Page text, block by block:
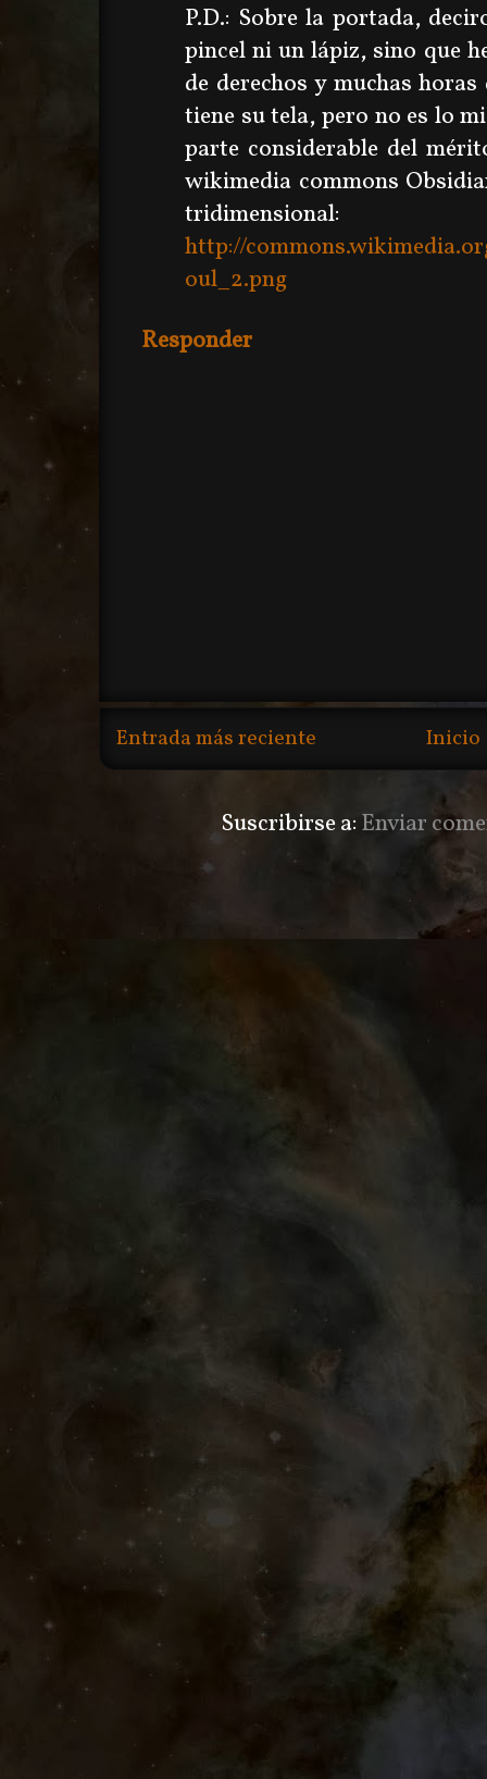
P.D.: Sobre la portada,
pincel ni un lápiz, sino que
de derechos y muchas
tiene su tela, pero no es lo
parte considerable del
wikimedia commons
tridimensional:
http://
oul_2.png
Responder
Entrada más reciente Inicio
Suscribirse a:Enviar